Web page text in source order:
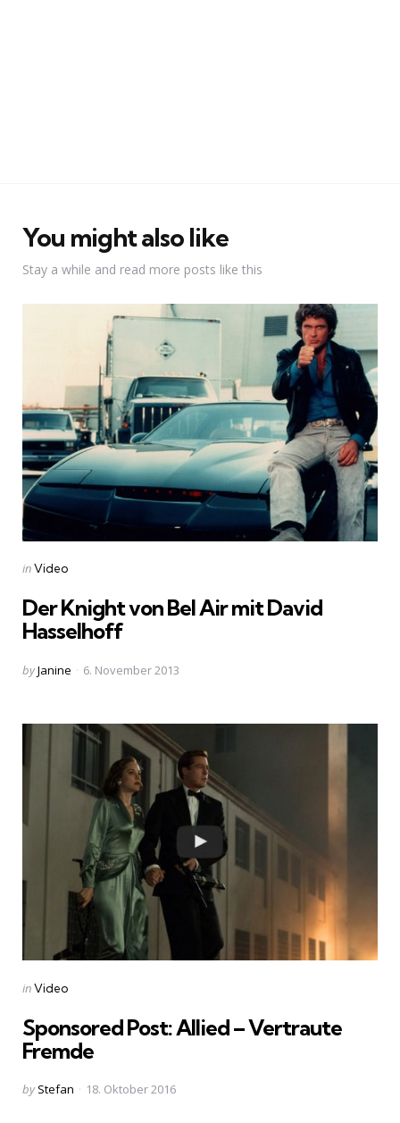
You might also like
Stay a while and read more posts like this
Categories
Posted
inVideo
Der Knight von Bel Air mit David
Hasselhoff
Posted
byJanine 6. November 2013
Categories
Posted
inVideo
Sponsored Post: Allied – Vertraute
Fremde
Posted
by Stefan 18. Oktober 2016